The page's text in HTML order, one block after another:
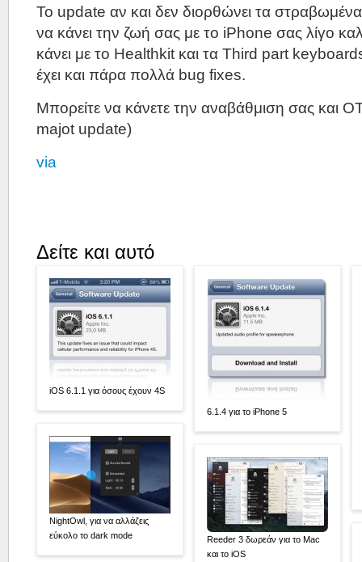
Το update αν και δεν διορθώνει τα
να κάνει την ζωή σας με το iPhone σας λίγο
κάνει με το Healthkit και τα Third part
έχει και πάρα πολλά bug fixes.
Μπορείτε να κάνετε την αναβάθμιση σας και
majot update)
via
Δείτε και αυτό
iOS 6.1.1 για όσους έχουν 4S
NightOwl, για να αλλάζεις
εύκολο το dark mode
6.1.4 για το iPhone 5
Reeder 3 δωρεάν για το Mac
και το iOS